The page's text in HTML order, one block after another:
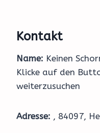
Kontakt
Name: Keinen
Klicke auf den
weiterzusuchen
Adresse: , 84097,